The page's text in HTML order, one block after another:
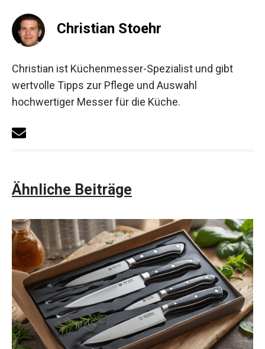
Christian Stoehr
Christian ist Küchenmesser-Spezialist und gibt
wertvolle Tipps zur Pflege und Auswahl
hochwertiger Messer für die Küche.
Ähnliche Beiträge